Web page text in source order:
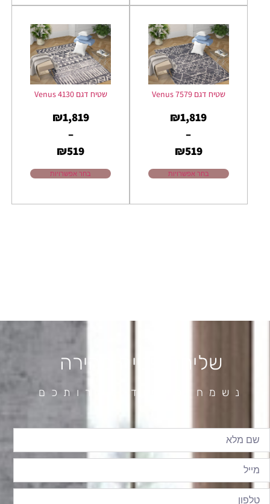
שטיח דגם Venus 7579
₪519
–
₪1,819
בחר אפשרויות
שטיח דגם Venus 4130
₪519
–
₪1,819
בחר אפשרויות
שליחת פנייה מהירה
נשמח לעמוד לשרותכם